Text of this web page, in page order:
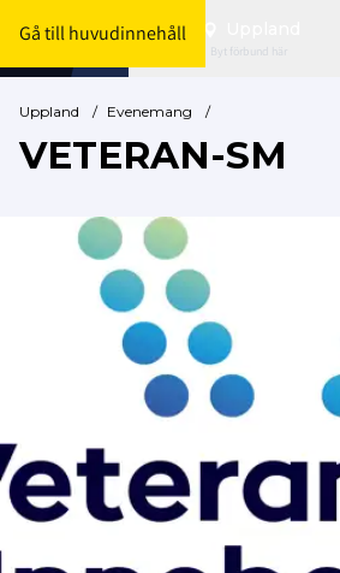
Gå till huvudinnehåll
Byt förbund här
Uppland / Evenemang /
VETERAN-SM